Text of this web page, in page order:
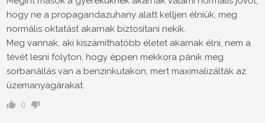
hogy ne a propagandazuhany alatt kelljen élniük, meg
normális oktatást akarnak biztosítani nekik.
Meg vannak, aki kiszámíthatóbb életet akarnak élni, nem a
tévét lesni folyton, hogy éppen mekkora pánik meg
sorbanállás van a benzinkutakon, mert maximalizálták az
üzemanyagárakat.
0